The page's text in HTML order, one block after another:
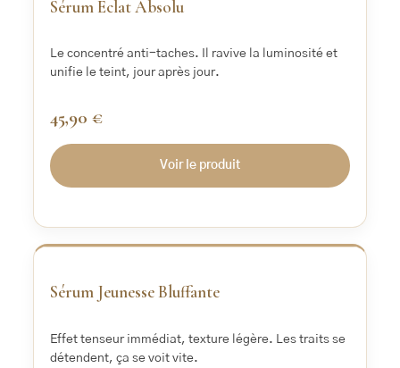
Sérum Éclat Absolu
Le concentré anti-taches. Il ravive la luminosité et
unifie le teint, jour après jour.
45,90 €
Voir le produit
‹ ›
Sérum Jeunesse Bluffante
Effet tenseur immédiat, texture légère. Les traits se
détendent, ça se voit vite.